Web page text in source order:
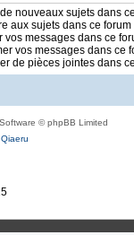
nouveaux sujets dans
aux sujets dans ce forum
vos messages dans ce
vos messages dans ce
de pièces jointes dans
© phpBB Limited
Qiaeru